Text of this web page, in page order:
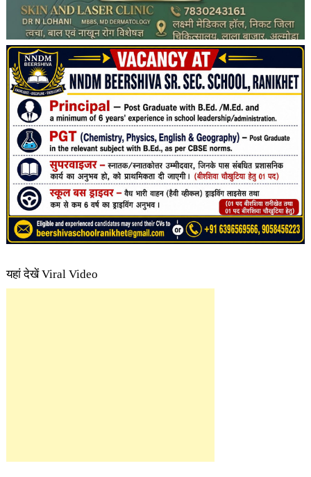
यहां देखें Viral Video